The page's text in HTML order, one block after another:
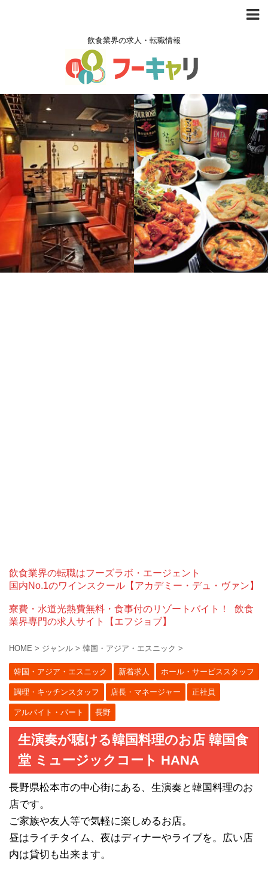
飲食業界の求人・転職情報
飲食業界の転職はフーズラボ・エージェント
国内No.1のワインスクール【アカデミー・デュ・ヴァン】
寮費・水道光熱費無料・食事付のリゾートバイト！
飲食
業界専門の求人サイト【エフジョブ】
HOME > ジャンル > 韓国・アジア・エスニック >
韓国・アジア・エスニック 新着求人 ホール・サービススタッフ
調理・キッチンスタッフ 店長・マネージャー 正社員
アルバイト・パート 長野
生演奏が聴ける韓国料理のお店 韓国食
堂 ミュージックコート HANA
長野県松本市の中心街にある、生演奏と韓国料理のお
店です。
ご家族や友人等で気軽に楽しめるお店。
昼はライチタイム、夜はディナーやライブを。広い店
内は貸切も出来ます。